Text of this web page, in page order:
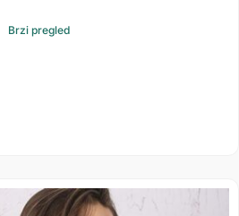
Brzi pregled